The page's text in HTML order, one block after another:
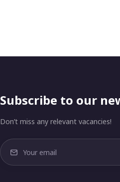
Subscribe to our
Don’t miss any relevant vacancies!